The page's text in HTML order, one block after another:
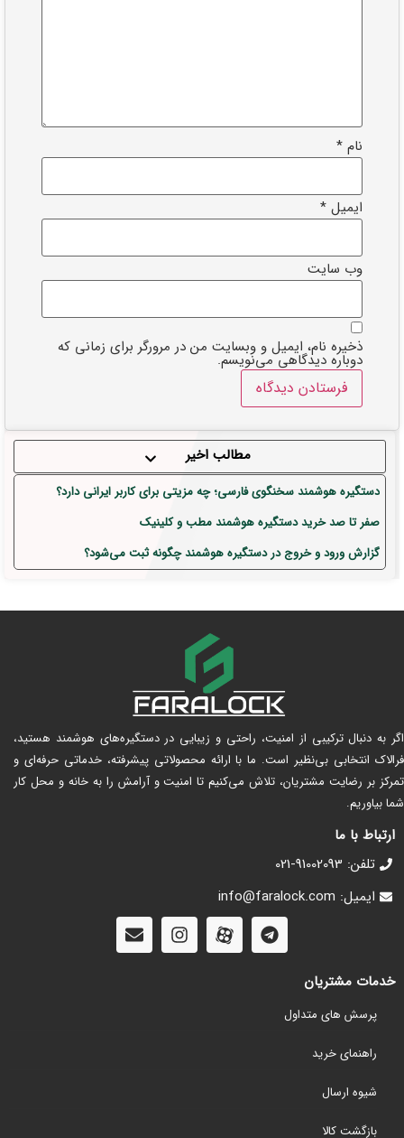
نام *
ایمیل *
وب‌ سایت
ذخیره نام، ایمیل و وبسایت من در مرورگر برای زمانی که
دوباره دیدگاهی می‌نویسم.
مطالب اخیر
دستگیره هوشمند سخنگوی فارسی؛ چه مزیتی برای کاربر ایرانی دارد؟
صفر تا صد خرید دستگیره هوشمند مطب و کلینیک
گزارش ورود و خروج در دستگیره هوشمند چگونه ثبت می‌شود؟
اگر به دنبال ترکیبی از امنیت، راحتی و زیبایی در دستگیره‌های هوشمند هستید،
فرالاک انتخابی بی‌نظیر است. ما با ارائه محصولاتی پیشرفته، خدماتی حرفه‌ای و
تمرکز بر رضایت مشتریان، تلاش می‌کنیم تا امنیت و آرامش را به خانه و محل کار
شما بیاوریم.
ارتباط با ما
تلفن: 91002093-021
ایمیل: info@faralock.com
خدمات مشتریان
پرسش های متداول
راهنمای خرید
شیوه ارسال
بازگشت کالا